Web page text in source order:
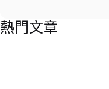
熱門文章